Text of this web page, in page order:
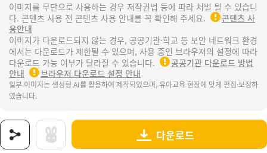
이미지를 무단으로 사용하는 경우 저작권법 등에 따라 처벌 될 수 있습니
다. 콘텐츠 사용 전 콘텐츠 사용 안내를 꼭 확인해 주세요.
콘텐츠 사
용안내
이미지가 다운로드되지 않는 경우, 공공기관·학교 등 보안 네트워크 환경
에서는 다운로드가 제한될 수 있으며, 사용 중인 브라우저의 설정에 따라
다운로드 가능 여부가 달라질 수 있습니다.
공공기관 다운로드 방법
안내
브라우저 다운로드 설정 안내
일부 이미지는 생성형 AI를 활용하여 제작되었으며, 유아교육 현장에 맞게 편집·보정하
였습니다.
다운로드